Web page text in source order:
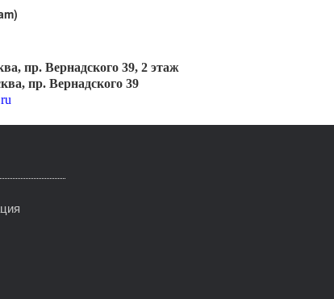
пр. Вернадского 39, 2 этаж
пр. Вернадского 39